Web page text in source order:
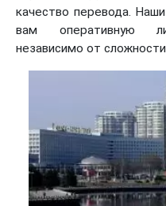
качество перевода.
вам оперативную
независимо от